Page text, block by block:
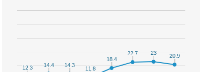
12.3
12.3 14.4
14.4 14.3
14.3
11.8
11.8
18.4
18.4
22.7
22.7 23
23 20.9
20.9